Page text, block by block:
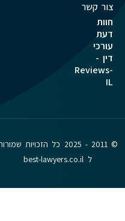
צור קשר
חוות
דעת
עורכי
דין -
Reviews-
IL
© 2011 - 2025 כל הזכויות שמורות
ל best-lawyers.co.il